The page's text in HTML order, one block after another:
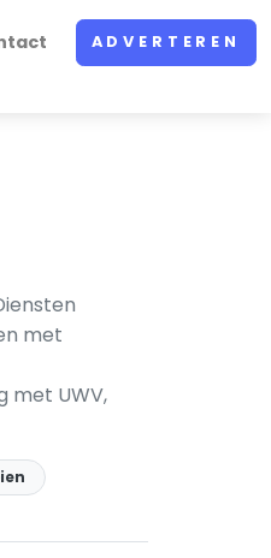
ADVERTEREN
met
met UWV,